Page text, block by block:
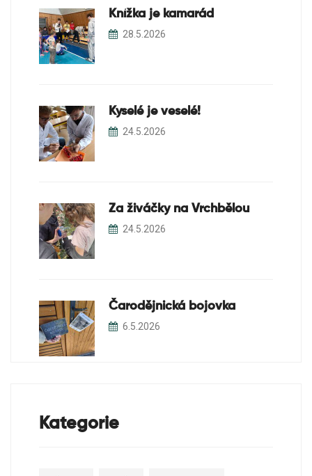
Knížka je kamarád
28.5.2026
Kyselé je veselé!
24.5.2026
Za živáčky na Vrchbělou
24.5.2026
Čarodějnická bojovka
6.5.2026
Kategorie